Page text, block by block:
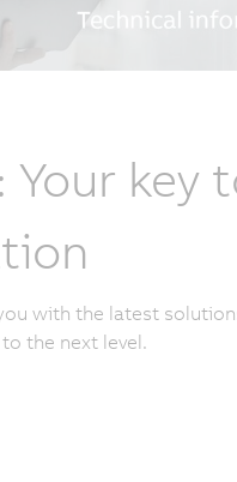
Your key
with the latest
the next level.